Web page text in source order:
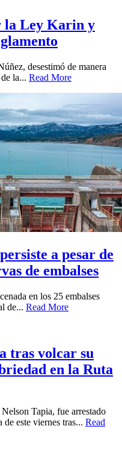
la Ley Karin y
desestimó de manera
la... Read More
a pesar de
de embalses
en los 25 embalses
de... Read More
tras volcar su
en la Ruta
Tapia, fue arrestado
este viernes tras... Read